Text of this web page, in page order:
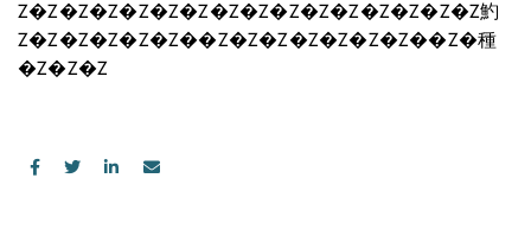
Z�Z�Z�Z�Z�Z�Z�Z�Z�Z�Z�Z�Z�Z�Z�Z魡
Z�Z�Z�Z�Z�Z��Z�Z�Z�Z�Z�Z�Z��Z�種
�Z�Z�Z